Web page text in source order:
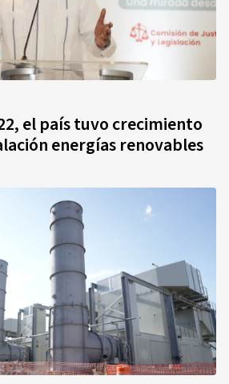
el país tuvo crecimiento
energías renovables